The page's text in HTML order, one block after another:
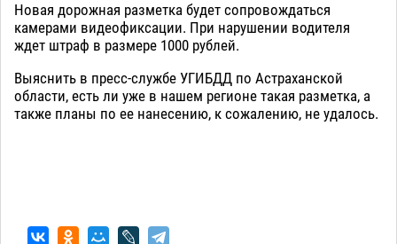
Новая дорожная разметка будет сопровождаться
камерами видеофиксации. При нарушении водителя
ждет штраф в размере 1000 рублей.
Выяснить в пресс-службе УГИБДД по Астраханской
области, есть ли уже в нашем регионе такая разметка, а
также планы по ее нанесению, к сожалению, не удалось.